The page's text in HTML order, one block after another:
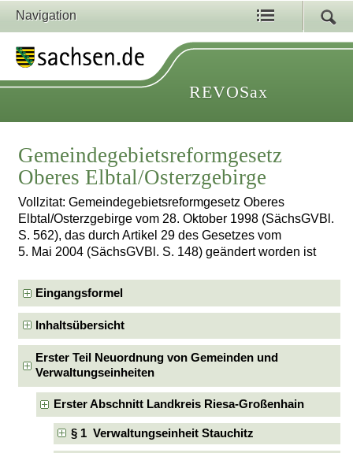
Navigation
REVOSax
Gemeindegebietsreformgesetz
Oberes Elbtal/Osterzgebirge
Vollzitat: Gemeindegebietsreformgesetz Oberes
Elbtal/Osterzgebirge vom 28. Oktober 1998 (SächsGVBl.
S. 562), das durch Artikel 29 des Gesetzes vom
5. Mai 2004 (SächsGVBl. S. 148) geändert worden ist
Eingangsformel
Inhaltsübersicht
Erster Teil Neuordnung von Gemeinden und
Verwaltungseinheiten
Erster Abschnitt Landkreis Riesa-Großenhain
§ 1 Verwaltungseinheit Stauchitz